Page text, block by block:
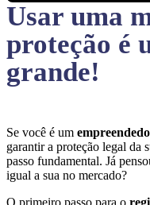
Usar uma
proteção é
grande!
Se você é um
garantir a proteção legal da
passo fundamental. Já
igual a sua no mercado?
O primeiro passo para o